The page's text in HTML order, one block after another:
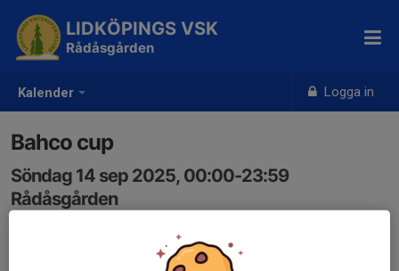
Kalender Logga in
LIDKÖPINGS VSK
Rådåsgården
Bahco cup
Söndag 14 sep 2025, 00:00-23:59
Rådåsgården